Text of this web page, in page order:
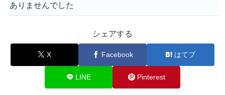
ありませんでした
シェアする
X Facebook はてブ
LINE Pinterest